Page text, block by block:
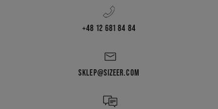
+48 12 681 84 84
SKLEP@SIZEER.COM